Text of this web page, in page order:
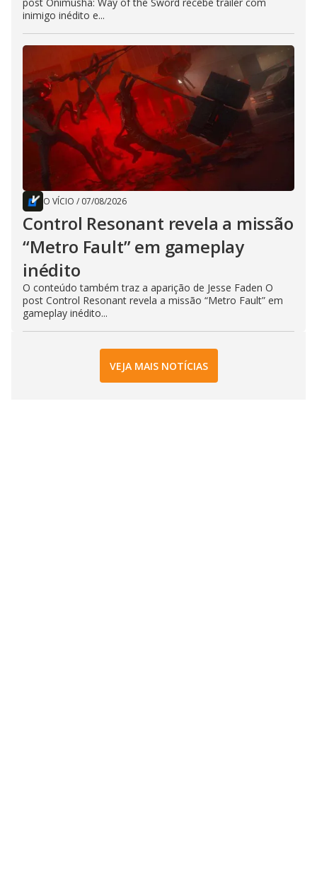
post Onimusha: Way of the Sword recebe trailer com
inimigo inédito e...
O VÍCIO / 07/08/2026
Control Resonant revela a missão
“Metro Fault” em gameplay
inédito
O conteúdo também traz a aparição de Jesse Faden O
post Control Resonant revela a missão “Metro Fault” em
gameplay inédito...
VEJA MAIS NOTÍCIAS